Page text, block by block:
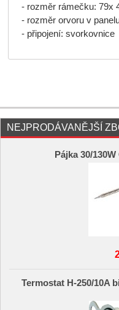
- rozměr rámečku: 79x
- rozměr orvoru v
- připojení: svorkovnice
NEJPRODÁVANĚJŠÍ
Pájka 30/
Termostat H-250/10A